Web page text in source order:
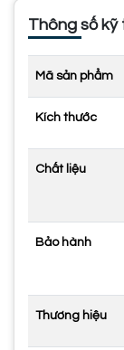
Thông số kỹ
Mã sản phẩm
Kích thước
Chất liệu
Bảo hành
Thương hiệu